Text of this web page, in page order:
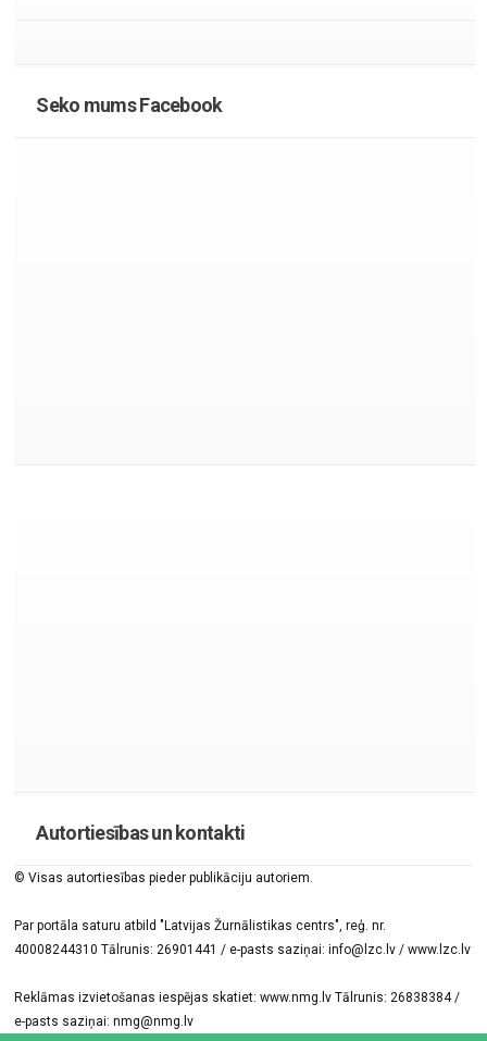
Seko mums Facebook
Autortiesības un kontakti
© Visas autortiesības pieder publikāciju autoriem.
Par portāla saturu atbild "Latvijas Žurnālistikas centrs", reģ. nr.
40008244310 Tālrunis: 26901441 / e-pasts saziņai: info@lzc.lv / www.lzc.lv
Reklāmas izvietošanas iespējas skatiet: www.nmg.lv Tālrunis: 26838384 /
e-pasts saziņai: nmg@nmg.lv